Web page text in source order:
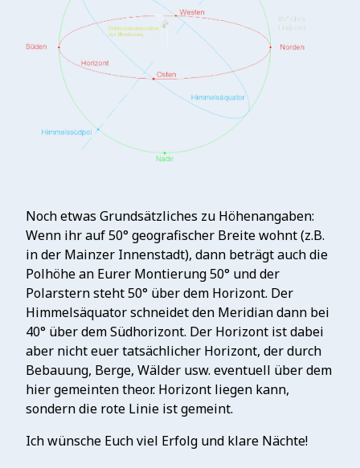
Noch etwas Grundsätzliches zu Höhenangaben:
Wenn ihr auf 50° geografischer Breite wohnt (z.B.
in der Mainzer Innenstadt), dann beträgt auch die
Polhöhe an Eurer Montierung 50° und der
Polarstern steht 50° über dem Horizont. Der
Himmelsäquator schneidet den Meridian dann bei
40° über dem Südhorizont. Der Horizont ist dabei
aber nicht euer tatsächlicher Horizont, der durch
Bebauung, Berge, Wälder usw. eventuell über dem
hier gemeinten theor. Horizont liegen kann,
sondern die rote Linie ist gemeint.
Ich wünsche Euch viel Erfolg und klare Nächte!